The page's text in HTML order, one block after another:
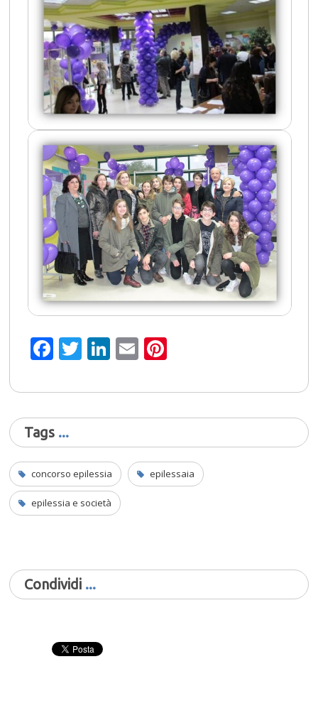
Facebook
Twitter
LinkedIn
Email
Tags
concorso epilessia epilessaia
epilessia e società
Condividi